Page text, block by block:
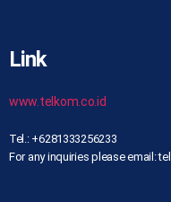
Link
www.telkom.co.id
Tel.: +6281333256233
For any inquiries please email: